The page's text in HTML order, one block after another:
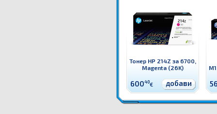
Тонер HP 214Z за 6700,
Magenta (26K)
60040€ добави